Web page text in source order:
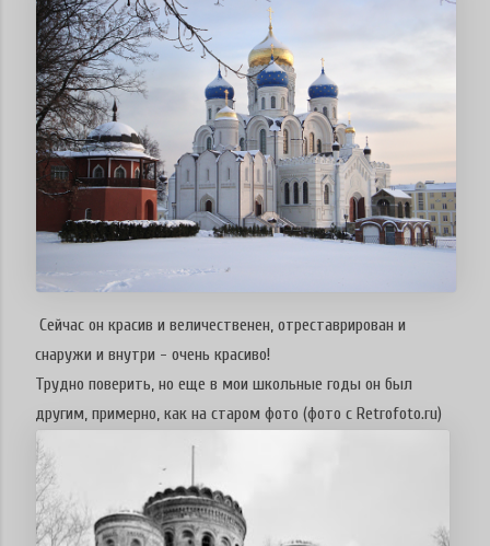
Сейчас он красив и величественен, отреставрирован и
снаружи и внутри - очень красиво!
Трудно поверить, но еще в мои школьные годы он был
другим, примерно, как на старом фото (фото с Retrofoto.ru)